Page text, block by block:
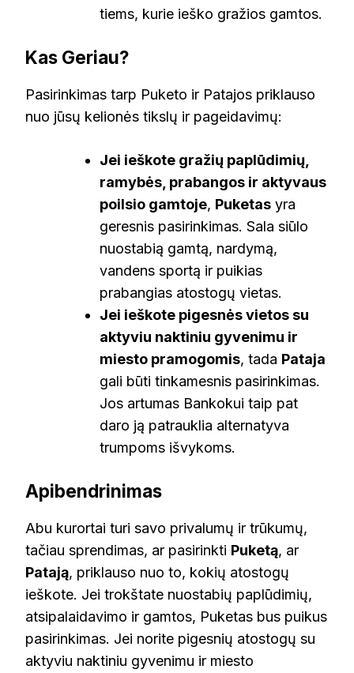
tiems, kurie ieško gražios gamtos.
Kas Geriau?
Pasirinkimas tarp Puketo ir Patajos priklauso
nuo jūsų kelionės tikslų ir pageidavimų:
Jei ieškote gražių paplūdimių,
ramybės, prabangos ir aktyvaus
poilsio gamtoje, Puketas yra
geresnis pasirinkimas. Sala siūlo
nuostabią gamtą, nardymą,
vandens sportą ir puikias
prabangias atostogų vietas.
Jei ieškote pigesnės vietos su
aktyviu naktiniu gyvenimu ir
miesto pramogomis, tada Pataja
gali būti tinkamesnis pasirinkimas.
Jos artumas Bankokui taip pat
daro ją patrauklia alternatyva
trumpoms išvykoms.
Apibendrinimas
Abu kurortai turi savo privalumų ir trūkumų,
tačiau sprendimas, ar pasirinkti Puketą, ar
Patają, priklauso nuo to, kokių atostogų
ieškote. Jei trokštate nuostabių paplūdimių,
atsipalaidavimo ir gamtos, Puketas bus puikus
pasirinkimas. Jei norite pigesnių atostogų su
aktyviu naktiniu gyvenimu ir miesto